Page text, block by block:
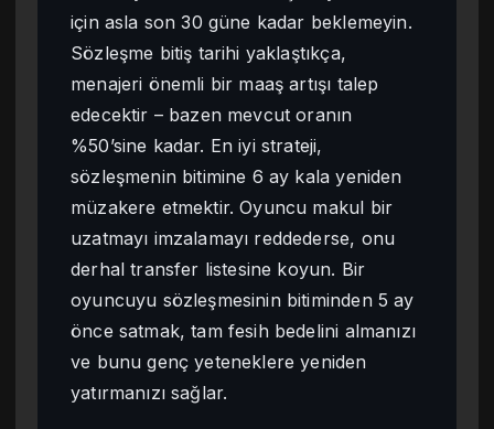
için asla son 30 güne kadar beklemeyin.
Sözleşme bitiş tarihi yaklaştıkça,
menajeri önemli bir maaş artışı talep
edecektir – bazen mevcut oranın
%50’sine kadar. En iyi strateji,
sözleşmenin bitimine 6 ay kala yeniden
müzakere etmektir. Oyuncu makul bir
uzatmayı imzalamayı reddederse, onu
derhal transfer listesine koyun. Bir
oyuncuyu sözleşmesinin bitiminden 5 ay
önce satmak, tam fesih bedelini almanızı
ve bunu genç yeteneklere yeniden
yatırmanızı sağlar.